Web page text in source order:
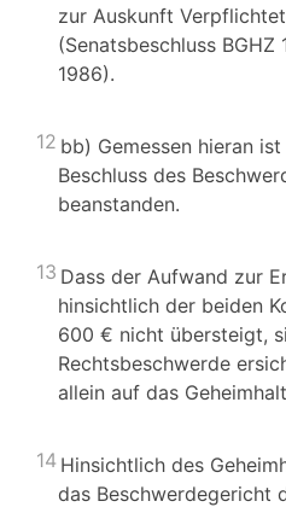
zur Auskunft
(Senatsbeschluss
1986).
12 bb) Gemessen hieran
Beschluss des
beanstanden.
13 Dass der Aufwand zur
hinsichtlich der beiden
600 € nicht übersteigt,
Rechtsbeschwerde
allein auf das
14 Hinsichtlich des
das Beschwerdegericht